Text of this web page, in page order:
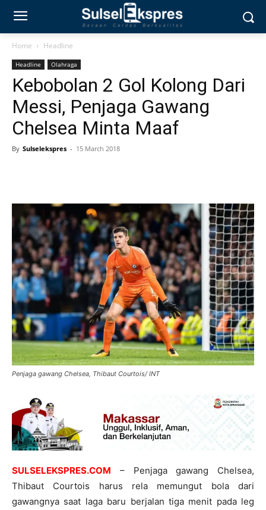
Home Headline
Headline Olahraga
Kebobolan 2 Gol Kolong Dari
Messi, Penjaga Gawang
Chelsea Minta Maaf
By Sulselekspres - 15 March 2018
Penjaga gawang Chelsea, Thibaut Courtois/ INT
SULSELEKSPRES.COM – Penjaga gawang Chelsea,
Thibaut Courtois harus rela memungut bola dari
gawangnya saat laga baru berjalan tiga menit pada leg